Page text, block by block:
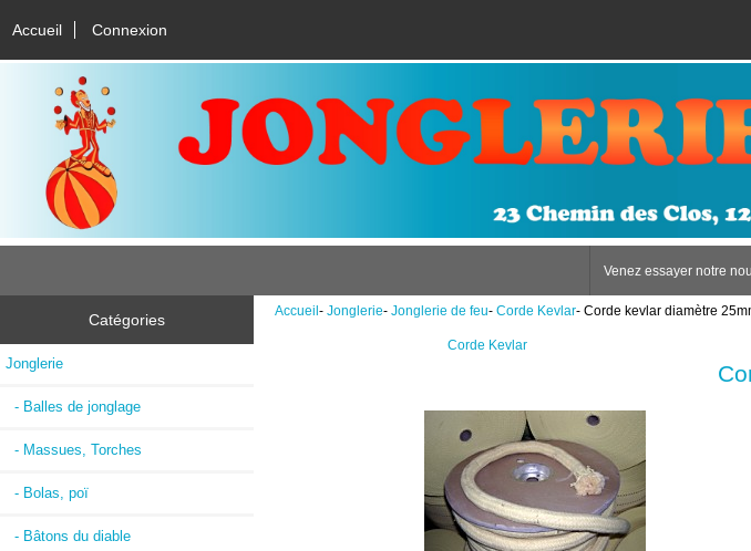
Accueil Connexion
Venez essayer notre
Catégories
Jonglerie
- Balles de jonglage
- Massues, Torches
- Bolas, poï
- Bâtons du diable
Accueil- Jonglerie- Jonglerie de feu- Corde Kevlar- Corde kevlar diamètre
Corde Kevlar